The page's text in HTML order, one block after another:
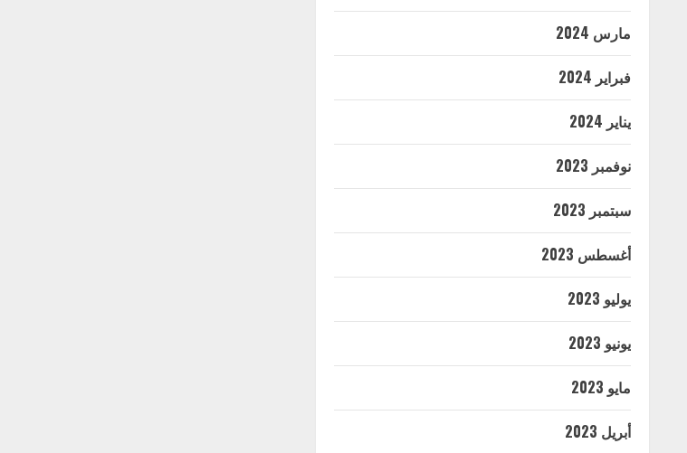
مارس 2024
فبراير 2024
يناير 2024
نوفمبر 2023
سبتمبر 2023
أغسطس 2023
يوليو 2023
يونيو 2023
مايو 2023
أبريل 2023